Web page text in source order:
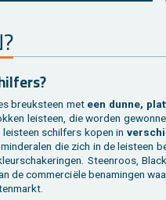
breuk­steen met een dunne,
lei­steen, die wor­den
schil­fers kopen in
die zich in de lei­steen
Steen­roos,
de com­mer­ciële be­na­min­gen